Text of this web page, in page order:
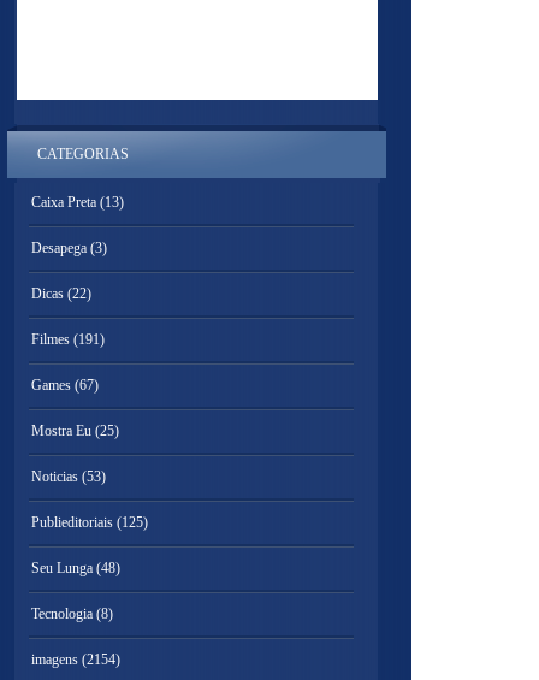
CATEGORIAS
Caixa Preta (13)
Desapega (3)
Dicas (22)
Filmes (191)
Games (67)
Mostra Eu (25)
Noticias (53)
Publieditoriais (125)
Seu Lunga (48)
Tecnologia (8)
imagens (2154)